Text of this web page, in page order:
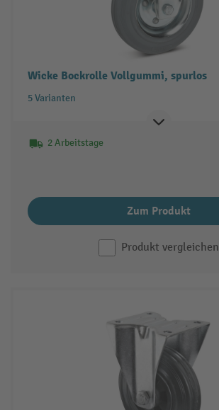
Wicke Bockrolle Vollgummi, spurlos
5 Varianten
2 Arbeitstage
Zum Produkt
Produkt vergleichen